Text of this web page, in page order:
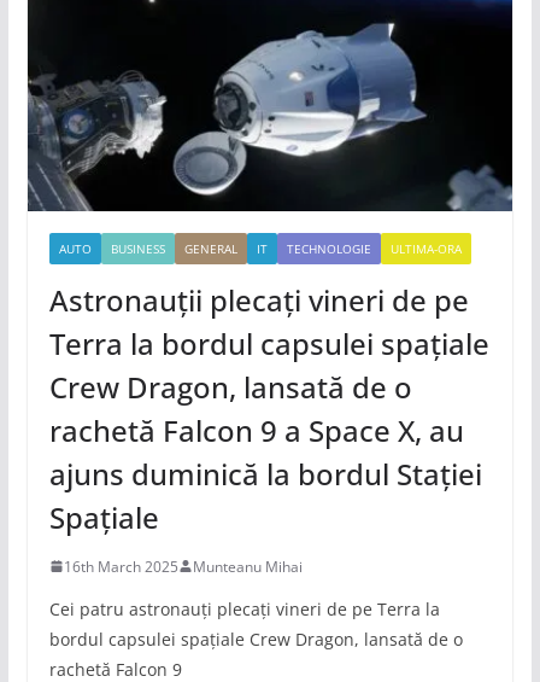
AUTO BUSINESS GENERAL IT TECHNOLOGIE ULTIMA-ORA
Astronauții plecați vineri de pe
Terra la bordul capsulei spațiale
Crew Dragon, lansată de o
rachetă Falcon 9 a Space X, au
ajuns duminică la bordul Stației
Spațiale
16th March 2025 Munteanu Mihai
Cei patru astronauți plecați vineri de pe Terra la
bordul capsulei spațiale Crew Dragon, lansată de o
rachetă Falcon 9